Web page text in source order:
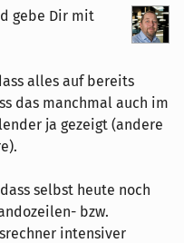
gebe Dir mit
alles auf bereits
das manchmal auch im
ja gezeigt (andere
selbst heute noch
bzw.
intensiver